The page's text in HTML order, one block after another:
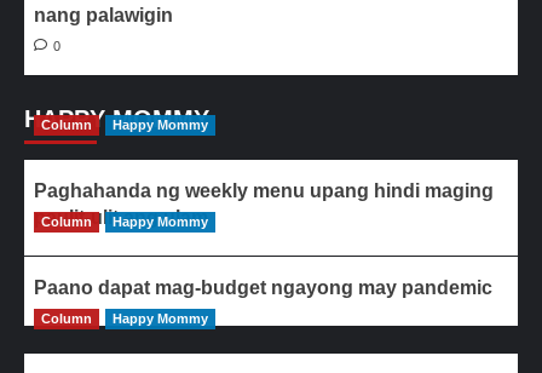
nang palawigin
0
HAPPY MOMMY
Column Happy Mommy
Paghahanda ng weekly menu upang hindi maging
paulit-ulit ang ulam
Column Happy Mommy
Paano dapat mag-budget ngayong may pandemic
Column Happy Mommy